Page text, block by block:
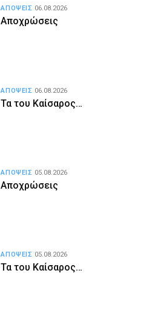
Αποχρώσεις
ΑΠΟΨΕΙΣ 06.08.2026
Τα του Καίσαρος…
ΑΠΟΨΕΙΣ 06.08.2026
Αποχρώσεις
ΑΠΟΨΕΙΣ 05.08.2026
Τα του Καίσαρος…
ΑΠΟΨΕΙΣ 05.08.2026